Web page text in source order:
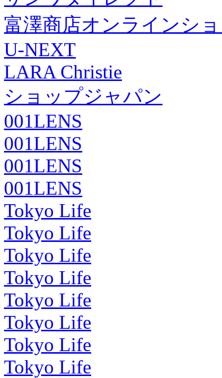
富澤商店オンラインシ
U-NEXT
LARA Christie
ショップジャパン
001LENS
001LENS
001LENS
001LENS
Tokyo Life
Tokyo Life
Tokyo Life
Tokyo Life
Tokyo Life
Tokyo Life
Tokyo Life
Tokyo Life